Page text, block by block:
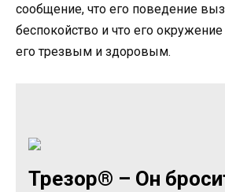
сообщение, что его поведение
беспокойство и что его
его трезвым и здоровым.
Трезор® – Он